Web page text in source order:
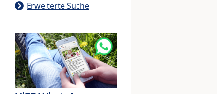
Erweiterte Suche